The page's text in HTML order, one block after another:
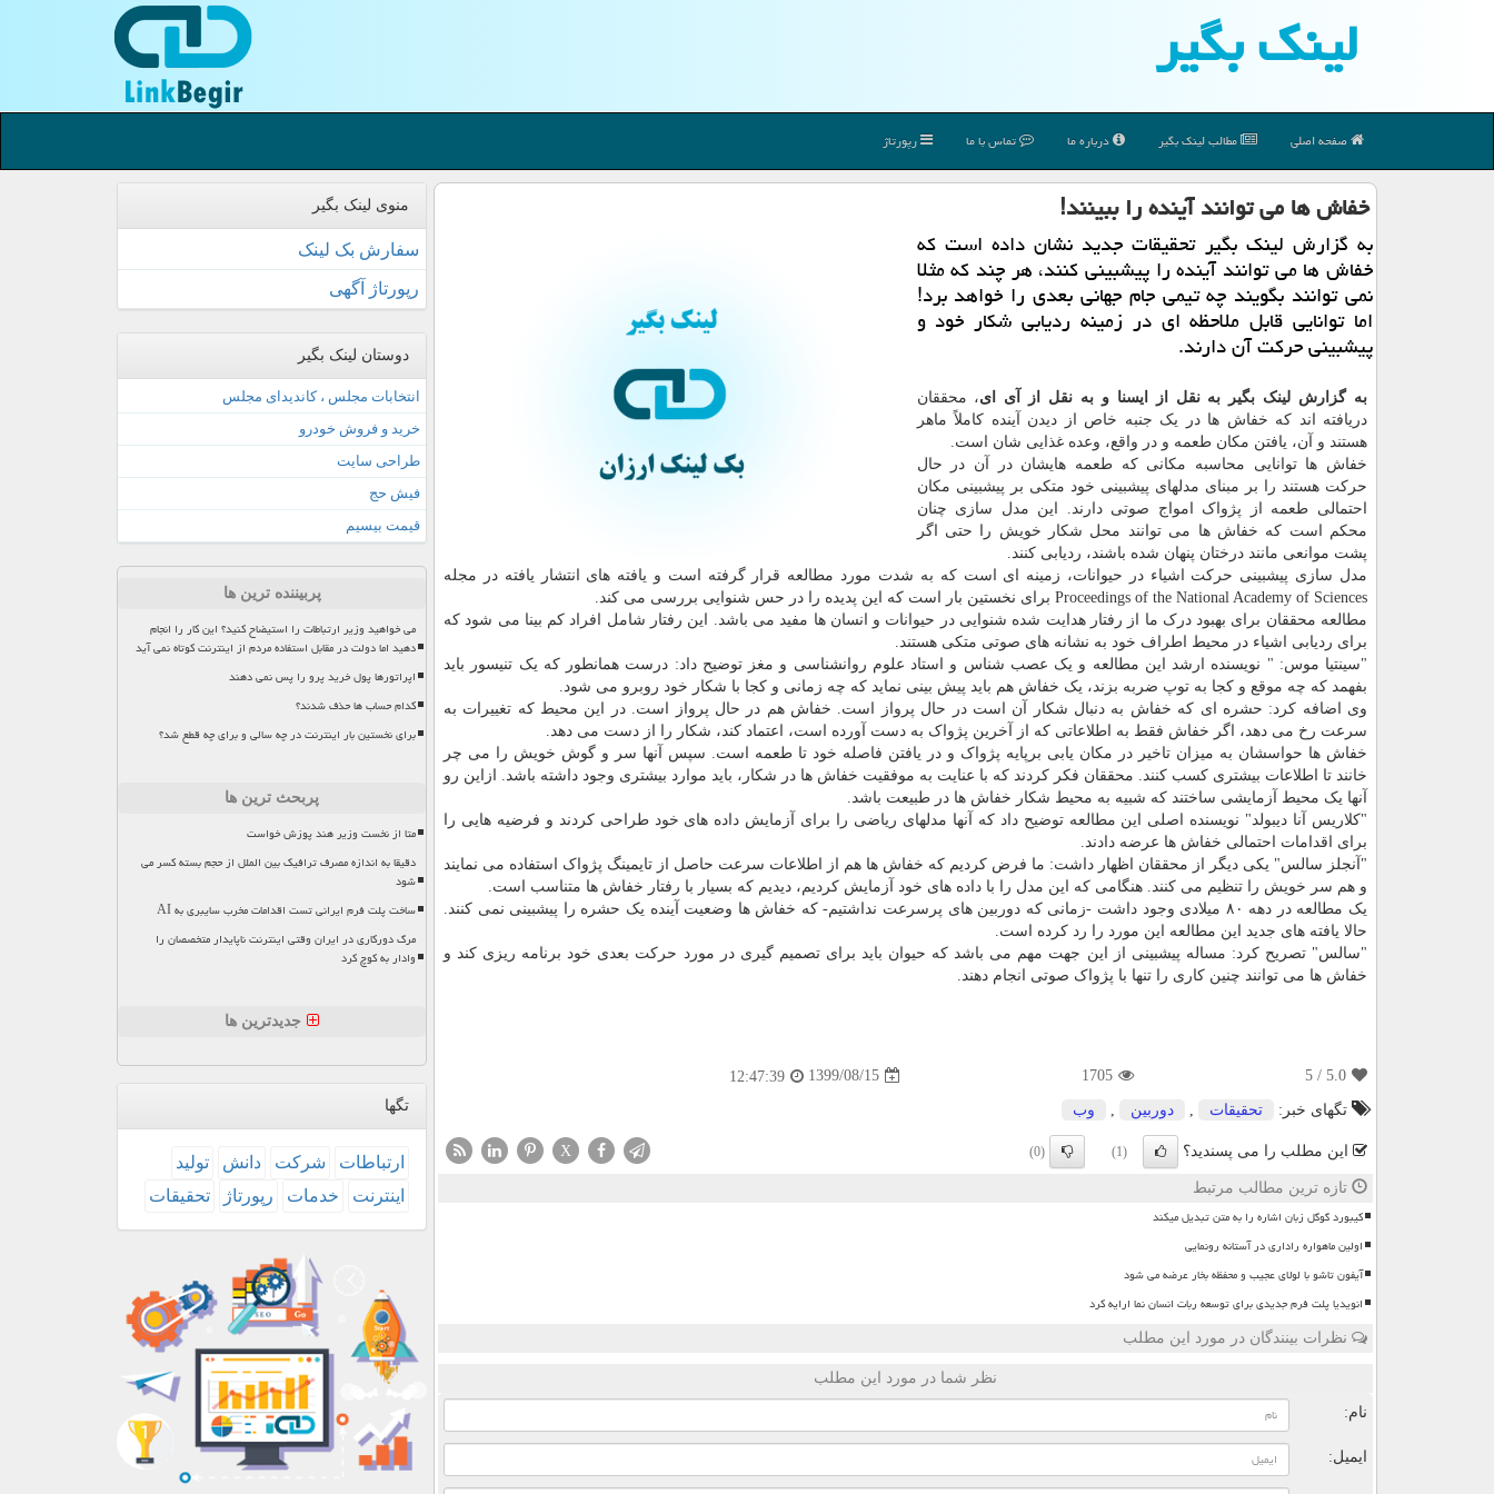
لینك بگیر
صفحه اصلی مطالب لینك بگیر درباره ما تماس با ما رپورتاژ
خفاش ها می توانند آینده را ببینند!
به گزارش لینك بگیر تحقیقات جدید نشان داده است كه
خفاش ها می توانند آینده را پیشبینی كنند، هر چند كه مثلا
نمی توانند بگویند چه تیمی جام جهانی بعدی را خواهد برد!
اما توانایی قابل ملاحظه ای در زمینه ردیابی شكار خود و
پیشبینی حركت آن دارند.
به گزارش لینک بگیر به نقل از ایسنا و به نقل از آی ای، محققان
دریافته اند که خفاش ها در یک جنبه خاص از دیدن آینده کاملاً ماهر
هستند و آن، یافتن مکان طعمه و در واقع، وعده غذایی شان است.
خفاش ها توانایی محاسبه مکانی که طعمه هایشان در آن در حال
حرکت هستند را بر مبنای مدلهای پیشبینی خود متکی بر پیشبینی مکان
احتمالی طعمه از پژواک امواج صوتی دارند. این مدل سازی چنان
محکم است که خفاش ها می توانند محل شکار خویش را حتی اگر
پشت موانعی مانند درختان پنهان شده باشند، ردیابی کنند.
مدل سازی پیشبینی حرکت اشیاء در حیوانات، زمینه ای است که به شدت مورد مطالعه قرار گرفته است و یافته های انتشار یافته در مجله
Proceedings of the National Academy of Sciences برای نخستین بار است که این پدیده را در حس شنوایی بررسی می کند.
مطالعه محققان برای بهبود درک ما از رفتار هدایت شده شنوایی در حیوانات و انسان ها مفید می باشد. این رفتار شامل افراد کم بینا می شود که
برای ردیابی اشیاء در محیط اطراف خود به نشانه های صوتی متکی هستند.
"سینتیا موس: " نویسنده ارشد این مطالعه و یک عصب شناس و استاد علوم روانشناسی و مغز توضیح داد: درست همانطور که یک تنیسور باید
بفهمد که چه موقع و کجا به توپ ضربه بزند، یک خفاش هم باید پیش بینی نماید که چه زمانی و کجا با شکار خود روبرو می شود.
وی اضافه کرد: حشره ای که خفاش به دنبال شکار آن است در حال پرواز است. خفاش هم در حال پرواز است. در این محیط که تغییرات به
سرعت رخ می دهد، اگر خفاش فقط به اطلاعاتی که از آخرین پژواک به دست آورده است، اعتماد کند، شکار را از دست می دهد.
خفاش ها حواسشان به میزان تاخیر در مکان یابی برپایه پژواک و در یافتن فاصله خود تا طعمه است. سپس آنها سر و گوش خویش را می چر
خانند تا اطلاعات بیشتری کسب کنند. محققان فکر کردند که با عنایت به موفقیت خفاش ها در شکار، باید موارد بیشتری وجود داشته باشد. ازاین رو
آنها یک محیط آزمایشی ساختند که شبیه به محیط شکار خفاش ها در طبیعت باشد.
"کلاریس آنا دیبولد" نویسنده اصلی این مطالعه توضیح داد که آنها مدلهای ریاضی را برای آزمایش داده های خود طراحی کردند و فرضیه هایی را
برای اقدامات احتمالی خفاش ها عرضه دادند.
"آنجلز سالس" یکی دیگر از محققان اظهار داشت: ما فرض کردیم که خفاش ها هم از اطلاعات سرعت حاصل از تایمینگ پژواک استفاده می نمایند
و هم سر خویش را تنظیم می کنند. هنگامی که این مدل را با داده های خود آزمایش کردیم، دیدیم که بسیار با رفتار خفاش ها متناسب است.
یک مطالعه در دهه ۸۰ میلادی وجود داشت -زمانی که دوربین های پرسرعت نداشتیم- که خفاش ها وضعیت آینده یک حشره را پیشبینی نمی کنند.
حالا یافته های جدید این مطالعه این مورد را رد کرده است.
"سالس" تصریح کرد: مساله پیشبینی از این جهت مهم می باشد که حیوان باید برای تصمیم گیری در مورد حرکت بعدی خود برنامه ریزی کند و
خفاش ها می توانند چنین کاری را تنها با پژواک صوتی انجام دهند.
5.0
/ 5
1705
1399/08/15
12:47:39
تگهای خبر:
تحقیقات دوربین وب
این مطلب را می پسندید؟ (1)
(0)
X
تازه ترین مطالب مرتبط
کیبورد گوگل زبان اشاره را به متن تبدیل میکند
اولین ماهواره راداری در آستانه رونمایی
آیفون تاشو با لولای عجیب و محفظه بخار عرضه می شود
انویدیا پلت فرم جدیدی برای توسعه ربات انسان نما ارایه کرد
نظرات بینندگان در مورد این مطلب
نظر شما در مورد این مطلب
نام:
ایمیل:
منوی لینک بگیر
سفارش بک لینک
رپورتاژ آگهی
دوستان لینک بگیر
انتخابات مجلس ، کاندیدای مجلس
خرید و فروش خودرو
طراحی سایت
فیش حج
قیمت بیسیم
پربیننده ترین ها
می خواهید وزیر ارتباطات را استیضاح کنید؟ این کار را انجام
دهید اما دولت در مقابل استفاده مردم از اینترنت کوتاه نمی آید
اپراتورها پول خرید پرو را پس نمی دهند
کدام حساب ها حذف شدند؟
برای نخستین بار اینترنت در چه سالی و برای چه قطع شد؟
پربحث ترین ها
متا از نخست وزیر هند پوزش خواست
دقیقا به اندازه مصرف ترافیک بین الملل از حجم بسته کسر می
شود
ساخت پلت فرم ایرانی تست اقدامات مخرب سایبری به AI
مرگ دورکاری در ایران وقتی اینترنت ناپایدار متخصصان را
وادار به کوچ کرد
جدیدترین ها
تگها
ارتباطات شركت دانش
تولید
اینترنت
خدمات رپورتاژ تحقیقات